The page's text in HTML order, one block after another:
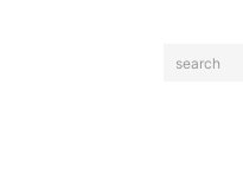
search